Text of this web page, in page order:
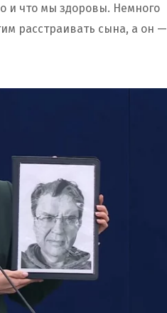
и что мы здоровы. Немного
расстраивать сына, а он —